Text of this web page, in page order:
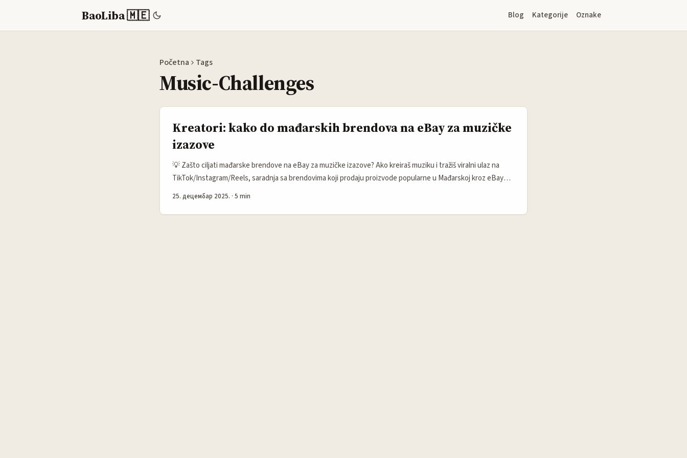
BaoLiba 🇲🇪 Blog Kategorije Oznake
Početna Tags
Music-Challenges
Kreatori: kako do mađarskih brendova na eBay za muzičke
izazove
💡 Zašto ciljati mađarske brendove na eBay za muzičke izazove? Ako kreiraš muziku i tražiš viralni ulaz na
TikTok/Instagram/Reels, saradnja sa brendovima koji prodaju proizvode popularne u Mađarskoj kroz eBay
može biti pametan potez. eBay je tržište gde male i srednje firme testiraju proizvode, prave bundle ponude i
birokratije nego sa velikim lancima, brže donošenje odluka i realna šansa za plaćene kampanje ili barter
25. децембар 2025. · 5 min